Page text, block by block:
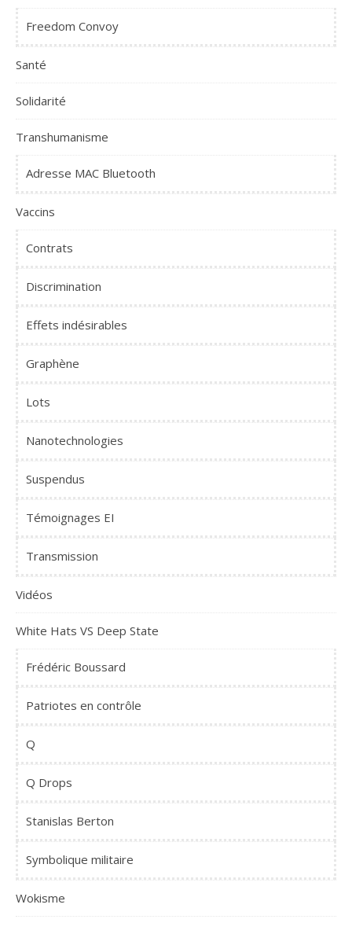
Freedom Convoy
Santé
Solidarité
Transhumanisme
Adresse MAC Bluetooth
Vaccins
Contrats
Discrimination
Effets indésirables
Graphène
Lots
Nanotechnologies
Suspendus
Témoignages EI
Transmission
Vidéos
White Hats VS Deep State
Frédéric Boussard
Patriotes en contrôle
Q
Q Drops
Stanislas Berton
Symbolique militaire
Wokisme